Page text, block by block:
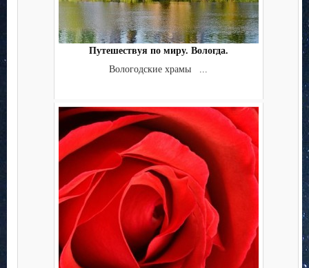
Путешествуя по миру. Вологда.
Вологодские храмы ...